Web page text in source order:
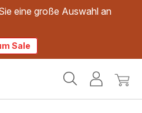
eine große Auswahl an
Sale
Mein
Mein